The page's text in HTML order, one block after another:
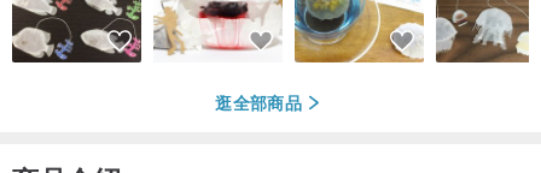
逛全部商品